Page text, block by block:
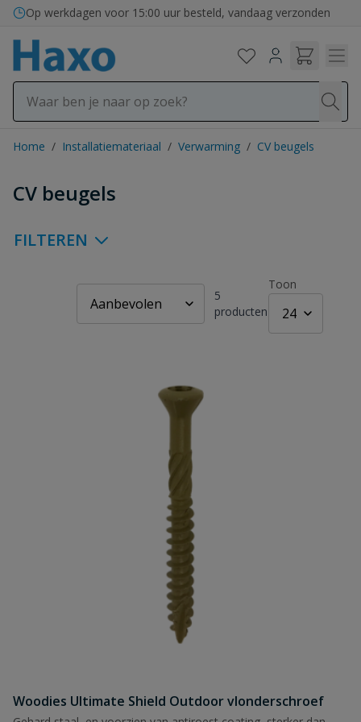
Ga naar de inhoud
Op werkdagen voor 15:00 uur besteld, vandaag verzonden
Home / Installatiemateriaal / Verwarming / CV beugels
CV beugels
FILTEREN
5
producten
Toon
Woodies Ultimate Shield Outdoor vlonderschroef